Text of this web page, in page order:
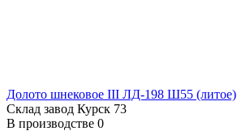
Долото шнековое III ЛД-198 Ш55 (литое)
Склад завод Курск 73
В производстве 0